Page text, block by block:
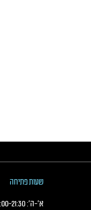
שעות פתיחה
א׳-ה׳: -21:30